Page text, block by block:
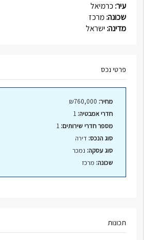
עיר:כרמיאל
שכונה:מרכז
מדינה:ישראל
פרטי נכס
מחיר:
חדרי אמבטיה:
מספר חדרי שירותים:
סוג הנכס: דירה
סוג עסקה: נמכר
שכונה: מרכז
תכונות